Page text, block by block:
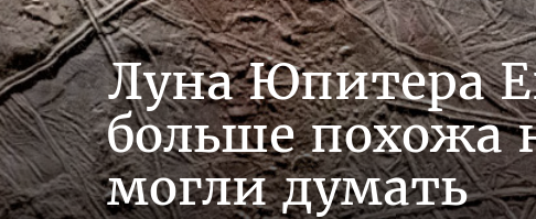
Луна Юпитера
больше
могли думать